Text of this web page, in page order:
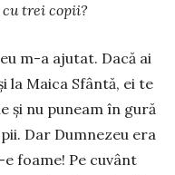
trei copii?
m-a ajutat. Dacă ai
la Maica Sfântă, ei te
și nu puneam în gu­ră
Dar Dumnezeu era
foame! Pe cuvânt